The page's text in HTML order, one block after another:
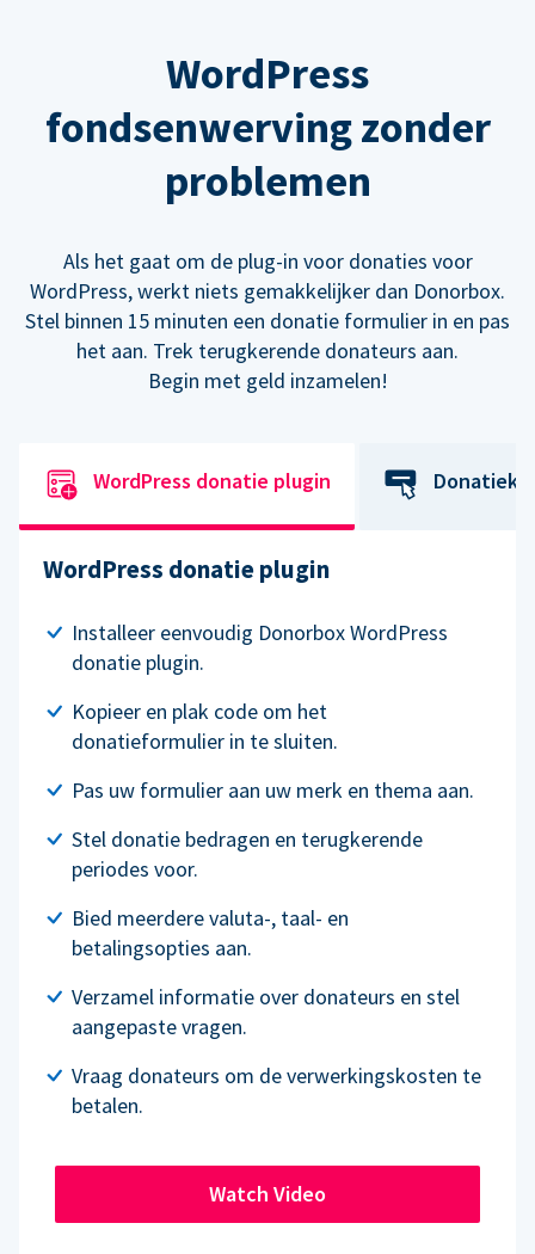
WordPress
fondsenwerving zonder
problemen
Als het gaat om de plug-in voor donaties voor
WordPress, werkt niets gemakkelijker dan Donorbox.
Stel binnen 15 minuten een donatie formulier in en pas
het aan. Trek terugkerende donateurs aan.
Begin met geld inzamelen!
WordPress donatie plugin
WordPress donatie plugin
Installeer eenvoudig Donorbox WordPress
donatie plugin.
Kopieer en plak code om het
donatieformulier in te sluiten.
Pas uw formulier aan uw merk en thema aan.
Stel donatie bedragen en terugkerende
periodes voor.
Bied meerdere valuta-, taal- en
betalingsopties aan.
Verzamel informatie over donateurs en stel
aangepaste vragen.
Vraag donateurs om de verwerkingskosten te
betalen.
Watch Video